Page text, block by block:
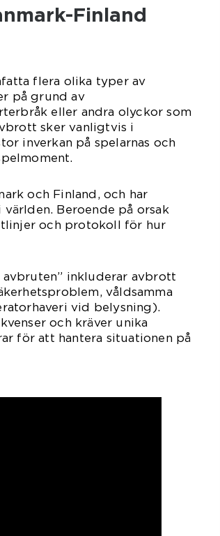
Finland
flera olika typer av
på grund av
eller andra olyckor som
sker vanligtvis i
inverkan på spelarnas och
och Finland, och har
Beroende på orsak
och protokoll för hur
inkluderar avbrott
våldsamma
vid belysning).
och kräver unika
för att hantera situationen på